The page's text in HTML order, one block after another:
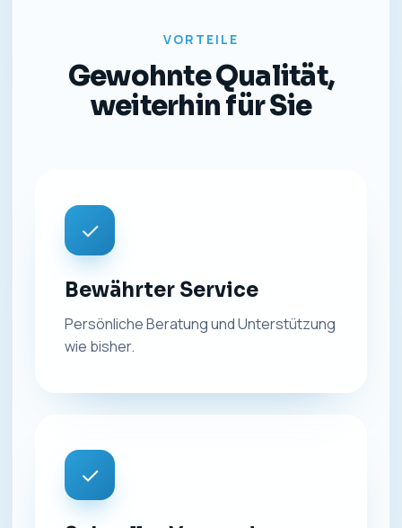
VORTEILE
Gewohnte Qualität,
weiterhin für Sie
✓
Bewährter Service
Persönliche Beratung und Unterstützung
wie bisher.
✓